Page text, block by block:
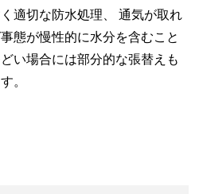
適切な防水処理、 通気が取れ
態が慢性的に水分を含むこと
い場合には部分的な張替えも
。